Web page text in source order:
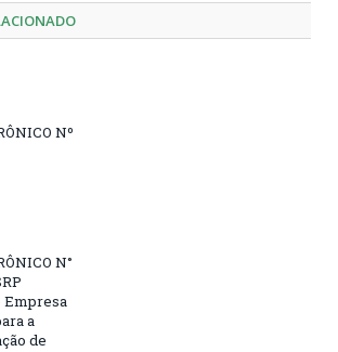
Nº
N°
Empresa
a
de